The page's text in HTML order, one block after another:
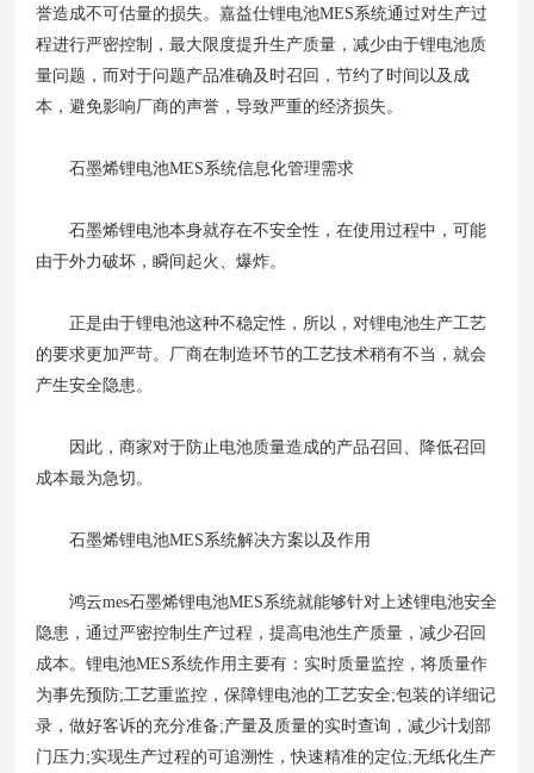
誉造成不可估量的损失。嘉益仕锂电池MES系统通过对生产过
程进行严密控制，最大限度提升生产质量，减少由于锂电池质
量问题，而对于问题产品准确及时召回，节约了时间以及成
本，避免影响厂商的声誉，导致严重的经济损失。
石墨烯锂电池MES系统信息化管理需求
石墨烯锂电池本身就存在不安全性，在使用过程中，可能
由于外力破坏，瞬间起火、爆炸。
正是由于锂电池这种不稳定性，所以，对锂电池生产工艺
的要求更加严苛。厂商在制造环节的工艺技术稍有不当，就会
产生安全隐患。
因此，商家对于防止电池质量造成的产品召回、降低召回
成本最为急切。
石墨烯锂电池MES系统解决方案以及作用
鸿云mes石墨烯锂电池MES系统就能够针对上述锂电池安全
隐患，通过严密控制生产过程，提高电池生产质量，减少召回
成本。锂电池MES系统作用主要有：实时质量监控，将质量作
为事先预防;工艺重监控，保障锂电池的工艺安全;包装的详细记
录，做好客诉的充分准备;产量及质量的实时查询，减少计划部
门压力;实现生产过程的可追溯性，快速精准的定位;无纸化生产